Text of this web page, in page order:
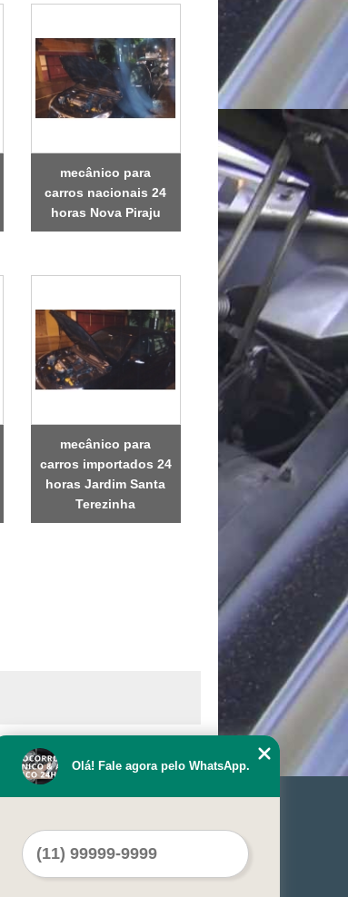
mecânico para
carros nacionais 24
horas Nova Piraju
mecânico para
carros importados 24
horas Jardim Santa
Terezinha
proibida sem a autorização do autor. Crime de
Olá! Fale agora pelo WhatsApp.